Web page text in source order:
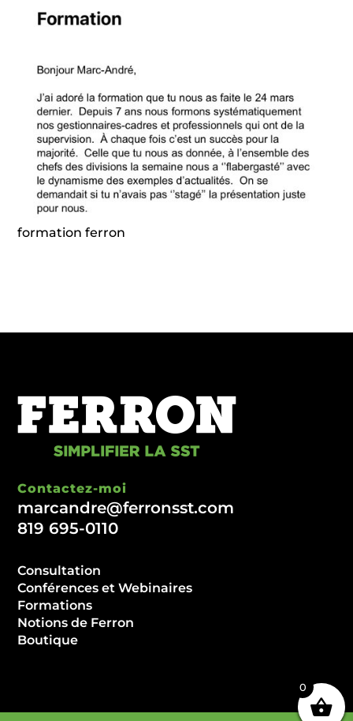
formation ferron
Contactez-moi
marcandre@ferronsst.com
819 695-0110
Consultation
Conférences et Webinaires
Formations
Notions de Ferron
Boutique
0